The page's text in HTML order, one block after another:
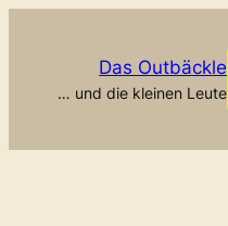
Das Outbäckle
… und die kleinen Leute